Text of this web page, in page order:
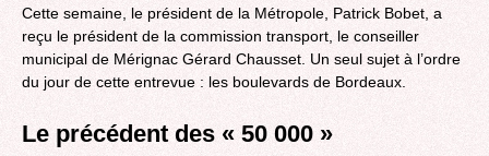
Cette semaine, le président de la Métropole, Patrick Bobet, a
reçu le président de la commission transport, le conseiller
municipal de Mérignac Gérard Chausset. Un seul sujet à l’ordre
du jour de cette entrevue : les boulevards de Bordeaux.
Le précédent des « 50 000 »